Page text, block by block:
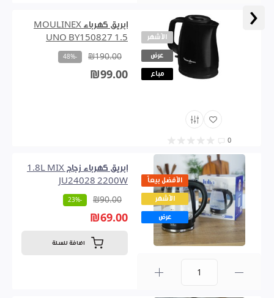
‹
الأشهر
عرض
مباع
0
ابريق كهرباء MOULINEX
UNO BY150827 1.5
₪190.00
-48%
₪99.00
الأفضل بيعاً
الأشهر
عرض
ابريق كهرباء زجاج 1.8L MIX
JU24028 2200W
₪90.00
-23%
₪69.00
اضافة للسلة